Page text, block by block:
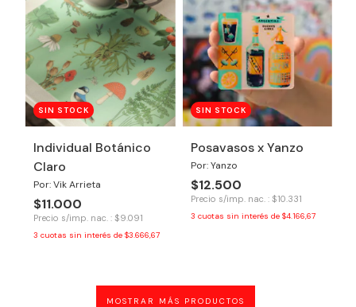
SIN STOCK
Individual Botánico
Claro
Por: Vik Arrieta
$11.000
Precio s/imp. nac. : $9.091
3 cuotas sin interés de $3.666,67
SIN STOCK
Posavasos x Yanzo
Por: Yanzo
$12.500
Precio s/imp. nac. : $10.331
3 cuotas sin interés de $4.166,67
MOSTRAR MÁS PRODUCTOS